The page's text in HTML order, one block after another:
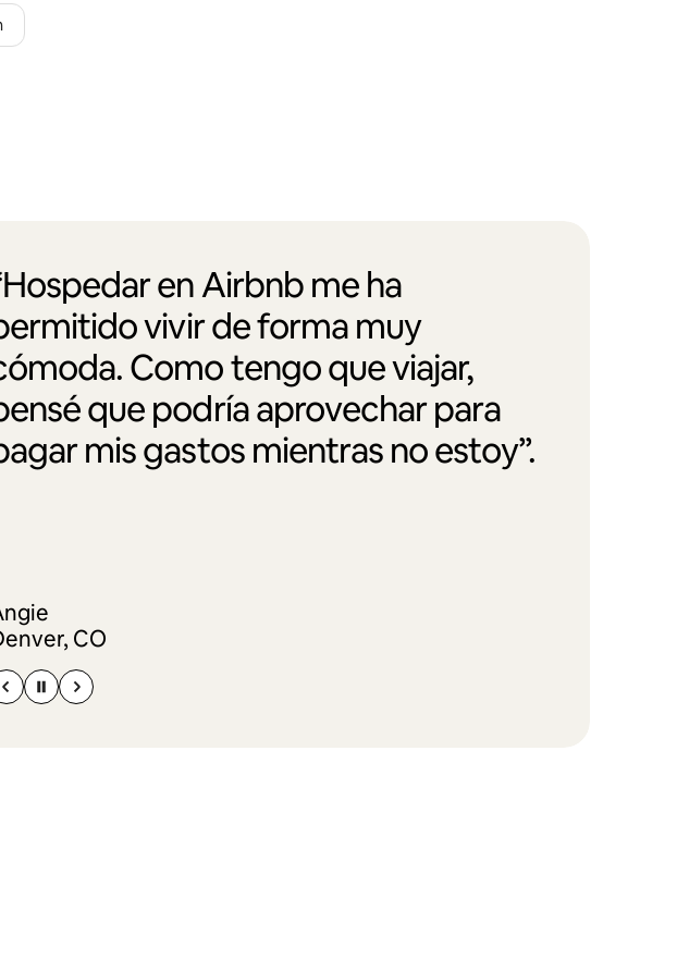
en Airbnb me ha
vivir de forma muy
Como tengo que viajar,
que podría aprovechar para
mis gastos mientras no estoy”.
CO